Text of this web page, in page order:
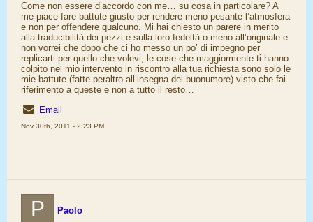
Come non essere d’accordo con me… su cosa in particolare? A
me piace fare battute giusto per rendere meno pesante l’atmosfera
e non per offendere qualcuno. Mi hai chiesto un parere in merito
alla traducibilità dei pezzi e sulla loro fedeltà o meno all’originale e
non vorrei che dopo che ci ho messo un po’ di impegno per
replicarti per quello che volevi, le cose che maggiormente ti hanno
colpito nel mio intervento in riscontro alla tua richiesta sono solo le
mie battute (fatte peraltro all’insegna del buonumore) visto che fai
riferimento a queste e non a tutto il resto…
Email
Nov 30th, 2011 - 2:23 PM
P Paolo